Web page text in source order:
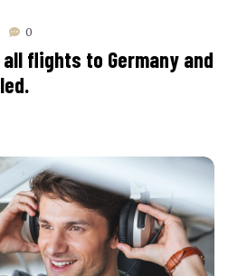
0
flights to Germany and